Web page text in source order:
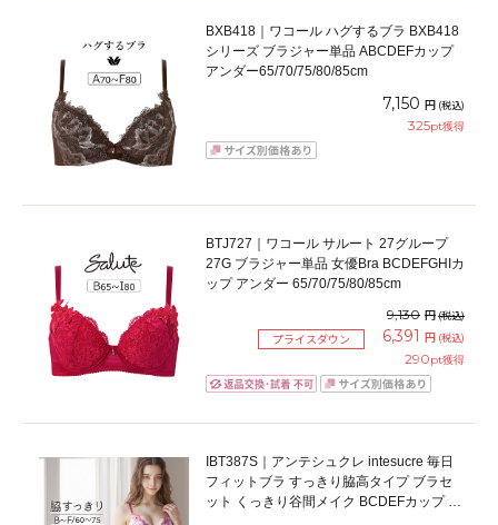
BXB418｜ワコール ハグするブラ BXB418
シリーズ ブラジャー単品 ABCDEFカップ
アンダー65/70/75/80/85cm
7,150 円 (税込)
325pt獲得
BTJ727｜ワコール サルート 27グループ
27G ブラジャー単品 女優Bra BCDEFGHIカ
ップ アンダー 65/70/75/80/85cm
9,130 円(税込)
プライスダウン 6,391 円 (税込)
290pt獲得
IBT387S｜アンテシュクレ intesucre 毎日
フィットブラ すっきり脇高タイプ ブラセ
ット くっきり谷間メイク BCDEFカップ ア